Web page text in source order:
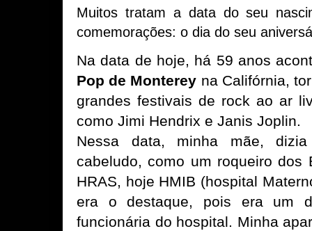
Muitos tratam a data do seu
comemorações: o dia do seu
Na data de hoje, há 59 anos
Pop de Monterey na Califórnia,
grandes festivais de rock ao ar
como Jimi Hendrix e Janis Joplin.
Nessa data, minha mãe,
cabeludo, como um roqueiro dos
HRAS, hoje HMIB (hospital
era o destaque, pois era um
funcionária do hospital. Minha